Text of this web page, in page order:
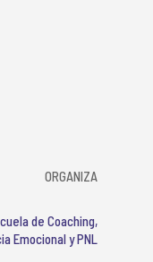
ORGANIZA